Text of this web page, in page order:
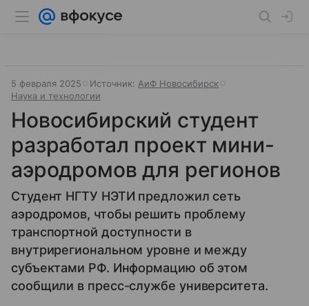
5 февраля 2025 Источник: АиФ Новосибирск
Наука и технологии
Новосибирский студент
разработал проект мини-
аэродромов для регионов
Студент НГТУ НЭТИ предложил сеть
аэродромов, чтобы решить проблему
транспортной доступности в
внутрирегиональном уровне и между
субъектами РФ. Информацию об этом
сообщили в пресс-службе университета.